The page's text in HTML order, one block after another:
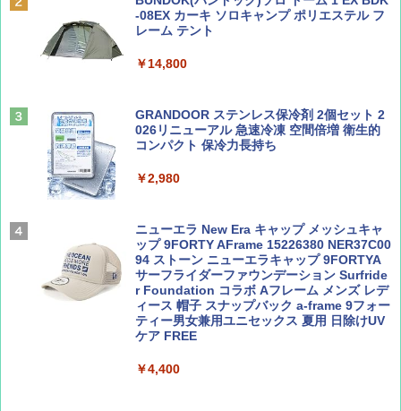
￥1,500
￥1,540
￥1,540
AIRLINE（エアライン）2026年9月号【特
集】ボーイング110周年を祝して！
￥1,760
￥2,479
￥2,695
ァキア 2026～2027 地球の歩き方A ヨーロッ
パ
￥2,277
新しい日本地理 地図・統計・移動から読み
解く (講談社現代新書)
￥1,540
PYKES PEAK (パイクスピーク) 着替えテン
ト プライバシー テント 【中が透けない】 1
ーチ ピクニック ポップアップテント 携帯 簡
￥4,980
テント ワンタッチ RENEW 幅200 2-3人用 43
￥5,999
[キャンパーズコレクション 山善] 傘みたいに
広げるだけ パッとサッとテント ブラックコ
ーティング フルクローズ メッシュ 3-4人用
簡単設置 ポップアップテント エクルベージ
ュ(BC仕様) PATC-150B(EB)
￥9,990
-08EX カーキ ソロキャンプ ポリエステル フ
レーム テント
￥14,800
GRANDOOR ステンレス保冷剤 2個セット 2
026リニューアル 急速冷凍 空間倍増 衛生的
コンパクト 保冷力長持ち
￥2,980
ニューエラ New Era キャップ メッシュキャ
ップ 9FORTY AFrame 15226380 NER37C00
94 ストーン ニューエラキャップ 9FORTYA
サーフライダーファウンデーション Surfride
r Foundation コラボ Aフレーム メンズ レデ
ィース 帽子 スナップバック a-frame 9フォー
ティー男女兼用ユニセックス 夏用 日除けUV
ケア FREE
￥4,400